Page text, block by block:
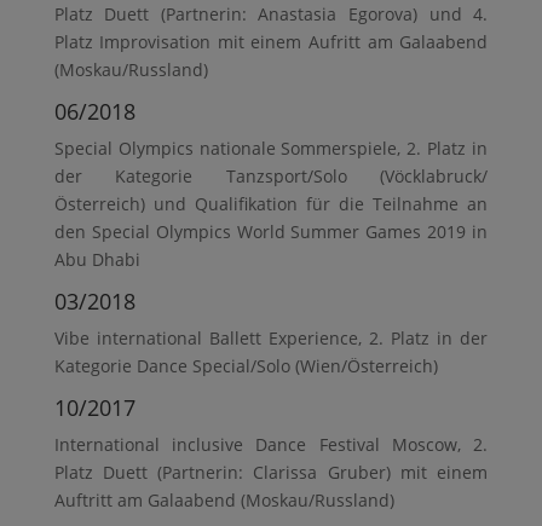
Platz Duett (Partnerin: Anastasia Egorova) und 4.
Platz Improvisation mit einem Aufritt am Galaabend
(Moskau/Russland)
06/2018
Special Olympics nationale Sommerspiele, 2. Platz in
der Kategorie Tanzsport/Solo (Vöcklabruck/
Österreich) und Qualifikation für die Teilnahme an
den Special Olympics World Summer Games 2019 in
Abu Dhabi
03/2018
Vibe international Ballett Experience, 2. Platz in der
Kategorie Dance Special/Solo (Wien/Österreich)
10/2017
International inclusive Dance Festival Moscow, 2.
Platz Duett (Partnerin: Clarissa Gruber) mit einem
Auftritt am Galaabend (Moskau/Russland)